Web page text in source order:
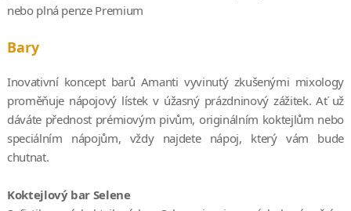
nebo plná penze Premium
Bary
Inovativní koncept barů Amanti vyvinutý zkušenými mixology
proměňuje nápojový lístek v úžasný prázdninový zážitek. Ať už
dáváte přednost prémiovým pivům, originálním koktejlům nebo
speciálním nápojům, vždy najdete nápoj, který vám bude
chutnat.
Koktejlový bar Selene